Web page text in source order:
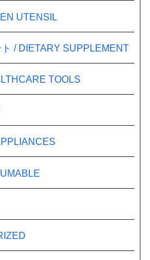
UTENSIL
/ DIETARY SUPPLEMENT
TOOLS